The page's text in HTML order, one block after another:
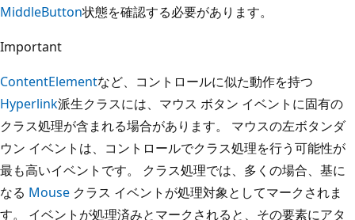
MiddleButton状態を確認する必要があります。
Important
ContentElementなど、コントロールに似た動作を持つ
Hyperlink派生クラスには、マウス ボタン イベントに固有の
クラス処理が含まれる場合があります。 マウスの左ボタンダ
ウン イベントは、コントロールでクラス処理を行う可能性が
最も高いイベントです。 クラス処理では、多くの場合、基に
なる Mouse クラス イベントが処理対象としてマークされま
す。 イベントが処理済みとマークされると、その要素にアタ